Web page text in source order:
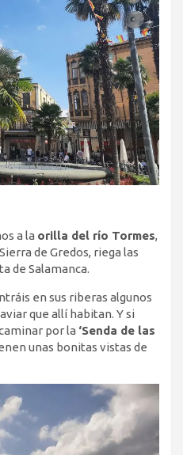
a la orilla del río Tormes,
de Gredos, riega las
de Salamanca.
en sus riberas algunos
que allí habitan. Y si
por la ‘Senda de las
unas bonitas vistas de